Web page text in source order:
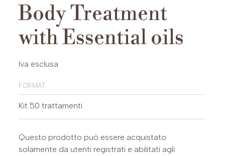
Body Treatment
with Essential oils
Iva esclusa
format
Kit 50 trattamenti
Questo prodotto può essere acquistato
solamente da utenti registrati e abilitati agli